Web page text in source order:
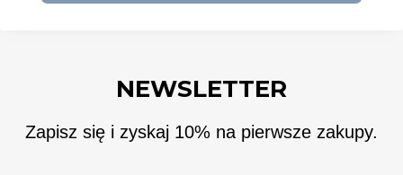
NEWSLETTER
Zapisz się i zyskaj 10% na pierwsze zakupy.